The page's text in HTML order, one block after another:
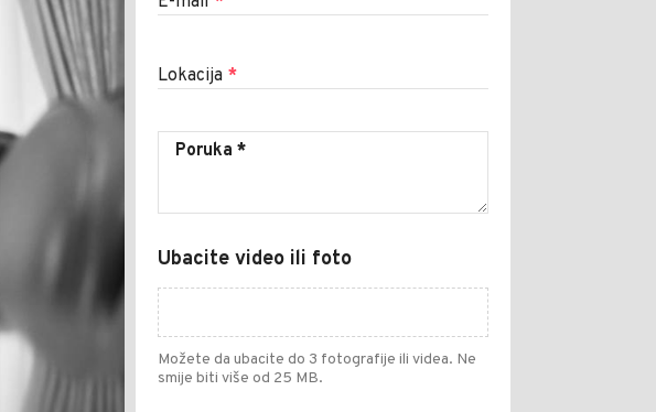
Lokacija *
Ubacite video ili foto
Možete da ubacite do 3 fotografije ili videa. Ne
smije biti više od 25 MB.